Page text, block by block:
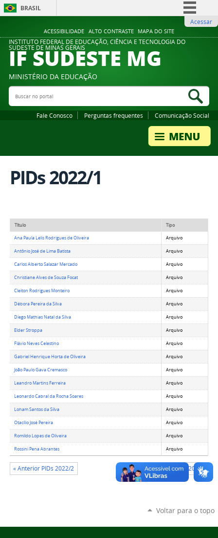
ACESSIBILIDADE ALTO CONTRASTE MAPA DO SITE
BRASIL
Comunica BR
Participe
Legislação
Acessar
INSTITUTO FEDERAL DE EDUCAÇÃO, CIÊNCIA E TECNOLOGIA DO
SUDESTE DE MINAS GERAIS
IF SUDESTE MG
MINISTÉRIO DA EDUCAÇÃO
Buscar no portal
Fale Conosco Perguntas frequentes Comunicação Social
PIDs 2022/1
Título Tipo
Ana Paula Lelis Rodrigues de Oliveira Arquivo
Antônio José de Lima Batista Arquivo
Carlos Alberto Salazar Mercado Arquivo
Christiane Alves de Souza Focat Arquivo
Cleiton Rodrigues Monteiro Arquivo
Débora Pereira da Silva Arquivo
Diego Mathias Natal da Silva Arquivo
Elder Stroppa Arquivo
Flávio Neves Celestino Arquivo
Gabriel Henrique Horta de Oliveira Arquivo
João Paulo Gava Cremasco Arquivo
Leandro Martins Ferreira Arquivo
Leonardo Cabral da Rocha Soares Arquivo
Loham Santos da Silva Arquivo
Otacílio José Pereira Arquivo
Romildo Lopes de Oliveira Arquivo
Rossini Pena Abrantes Arquivo
« Anterior PIDs 2022/2 Próximo: PIDs 2020/2 »
Voltar para o topo